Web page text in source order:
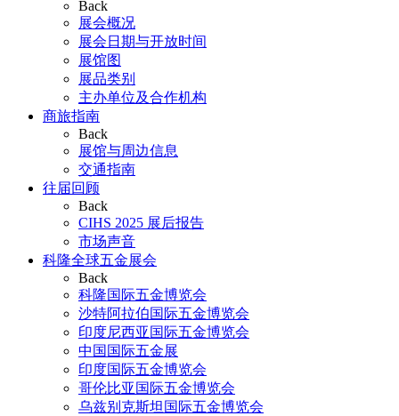
Back
展会概况
展会日期与开放时间
展馆图
展品类别
主办单位及合作机构
商旅指南
Back
展馆与周边信息
交通指南
往届回顾
Back
CIHS 2025 展后报告
市场声音
科隆全球五金展会
Back
科隆国际五金博览会
沙特阿拉伯国际五金博览会
印度尼西亚国际五金博览会
中国国际五金展
印度国际五金博览会
哥伦比亚国际五金博览会
乌兹别克斯坦国际五金博览会